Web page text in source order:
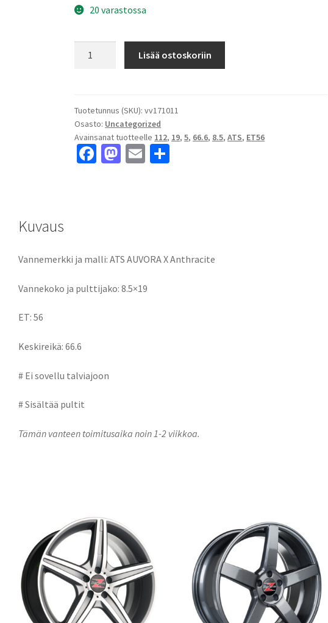
20 varastossa
8.5x19"
5x112
ET56
keskireikä:66.6
Lisää ostoskoriin
Tuotetunnus (SKU):vv171011
Osasto: Uncategorized
Avainsanat tuotteelle 112, 19,5, 66.6, 8.5,ATS, ET56
Fa
k
M
n
E
Kuvaus
Vannemerkki ja malli: ATS AUVORA X Anthracite
Vannekoko ja pulttijako: 8.5×19
ET: 56
Keskireikä: 66.6
# Ei sovellu talviajoon
# Sisältää pultit
Tämän vanteen toimitusaika noin 1-2 viikkoa.